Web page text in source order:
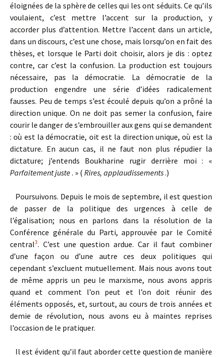
éloignées de la sphère de celles qui les ont séduits. Ce qu’ils
voulaient, c’est mettre l’accent sur la production, y
accorder plus d’attention. Mettre l’accent dans un article,
dans un discours, c’est une chose, mais lorsqu’on en fait des
thèses, et lorsque le Parti doit choisir, alors je dis : optez
contre, car c’est la confusion. La production est toujours
nécessaire, pas la démocratie. La démocratie de la
production engendre une série d’idées radicalement
fausses. Peu de temps s’est écoulé depuis qu’on a prôné la
direction unique. On ne doit pas semer la confusion, faire
courir le danger de s’embrouiller aux gens qui se demandent
: où est la démocratie, oit est la direction unique, où est la
dictature. En aucun cas, il ne faut non plus répudier la
dictature; j’entends Boukharine rugir derrière moi : «
Parfaitement juste. » ( Rires, applaudissements.)
Poursuivons. Depuis le mois de septembre, il est question
de passer de la politique des urgences à celle de
l’égalisation; nous en parlons dans la résolution de la
Conférence générale du Parti, approuvée par le Comité
central3. C’est une question ardue. Car il faut combiner
d’une façon ou d’une autre ces deux politiques qui
cependant s’excluent mutuellement. Mais nous avons tout
de même appris un peu le marxisme, nous avons appris
quand et comment l’on peut et l’on doit réunir des
éléments opposés, et, surtout, au cours de trois années et
demie de révolution, nous avons eu à maintes reprises
l’occasion de le pratiquer.
Il est évident qu’il faut aborder cette question de manière